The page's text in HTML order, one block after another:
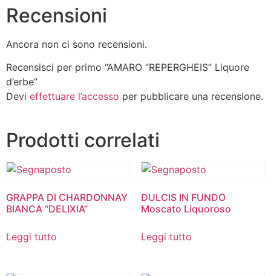
Recensioni
Ancora non ci sono recensioni.
Recensisci per primo “AMARO “REPERGHEIS” Liquore
d’erbe”
Devi effettuare l’accesso per pubblicare una recensione.
Prodotti correlati
GRAPPA DI CHARDONNAY
BIANCA “DELIXIA”
Leggi tutto
DULCIS IN FUNDO
Moscato Liquoroso
Leggi tutto